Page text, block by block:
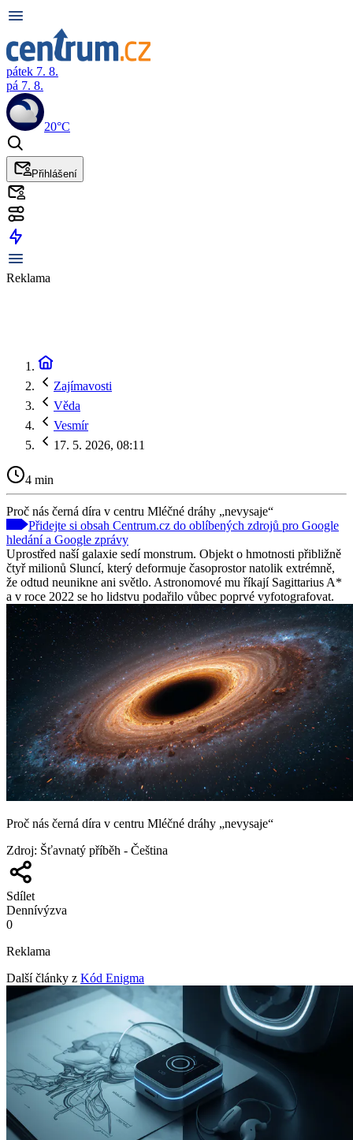
pátek 7. 8.
pá 7. 8.
20°C
Přihlášení
Reklama
Zajímavosti
Věda
Vesmír
17. 5. 2026, 08:11
4 min
Proč nás černá díra v centru Mléčné dráhy „nevysaje“
Přidejte si obsah Centrum.cz do oblíbených zdrojů pro Google
hledání a Google zprávy
Uprostřed naší galaxie sedí monstrum. Objekt o hmotnosti přibližně
čtyř milionů Sluncí, který deformuje časoprostor natolik extrémně,
že odtud neunikne ani světlo. Astronomové mu říkají Sagittarius A*
a v roce 2022 se ho lidstvu podařilo vůbec poprvé vyfotografovat.
Proč nás černá díra v centru Mléčné dráhy „nevysaje“
Zdroj: Šťavnatý příběh - Čeština
Sdílet
Dennívýzva
0
Reklama
Další články z Kód Enigma